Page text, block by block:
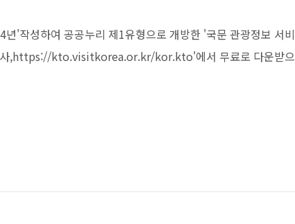
'작성하여 공공누리 제1유형으로 개방한 '국문 관광정보 서비
사,https://kto.visitkorea.or.kr/kor.kto'에서 무료로 다운받으